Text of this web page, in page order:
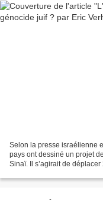
Selon la presse israélienne
pays ont dessiné un projet
Sinaï. Il s’agirait de